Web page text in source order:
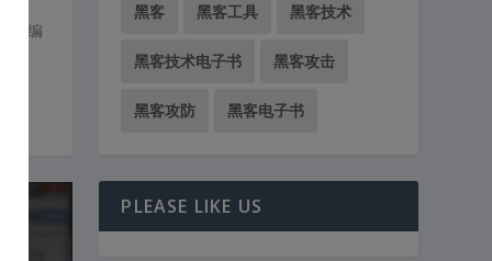
像编
黑客 黑客工具 黑客技术
黑客技术电子书 黑客攻击
黑客攻防 黑客电子书
PLEASE LIKE US